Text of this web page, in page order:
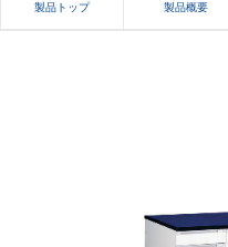
製品トップ 製品概要